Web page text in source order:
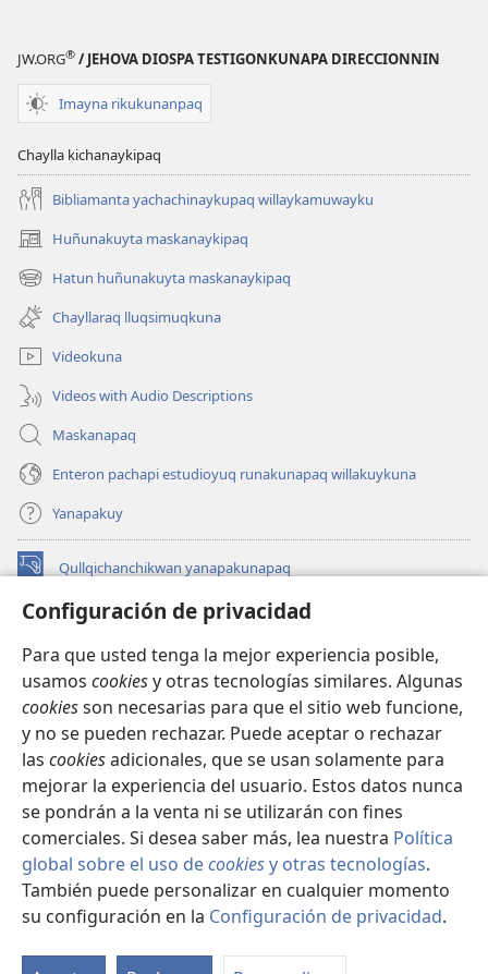
Configuración de privacidad
Para que usted tenga la mejor experiencia posible,
usamos cookiesy otras tecnologías similares. Algunas
cookiesson necesarias para que el sitio web funcione,
y no se pueden rechazar. Puede aceptar o rechazar
las cookiesadicionales, que se usan solamente para
mejorar la experiencia del usuario. Estos datos nunca
se pondrán a la venta ni se utilizarán con fines
comerciales. Si desea saber más, lea nuestra Política
global sobre el uso decookiesy otras tecnologías.
También puede personalizar en cualquier momento
su configuración en la Configuración de privacidad.
JW.ORG® / JEHOVA DIOSPA TESTIGONKUNAPA DIRECCIONNIN
Imayna rikukunanpaq
Chaylla kichanaykipaq
Bibliamanta yachachinaykupaq willaykamuwayku
Huñunakuyta maskanaykipaq
(abre
una
nueva
ventana)
Hatun huñunakuyta maskanaykipaq
(abre
una
nueva
ventana)
Chayllaraq lluqsimuqkuna
Videokuna
Videos with Audio Descriptions
Maskanapaq
Enteron pachapi estudioyuq runakunapaq willakuykuna
Yanapakuy
Qullqichanchikwan yanapakunapaq
(abre
nueva INTERNETPI QILLQAKUNA Watchtower™
una
nueva
ventana)
JW Hub
(abre
una
nueva
ventana)
JW Library®
Watchtower Library
Copyright© 2026 Watch Tower Bible and Tract Society of Pennsylvania.
IMAYNA SERVICHIKUNAPAQ|WAQAYCHASQA KANANPAQ|
CONFIGURACIÓN DE PRIVACIDAD